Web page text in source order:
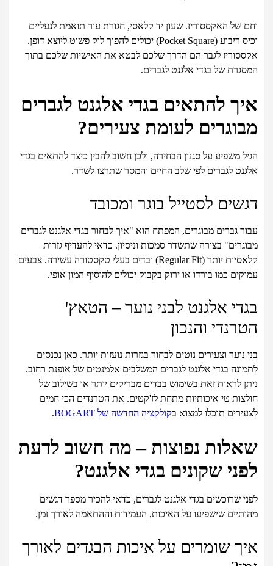
וחם של האקססוריז. שעון יד קלאסי, חגורת עור תואמת לנעליים
וכיס ריבוע (Pocket Square) יכולים להפוך לוק פשוט ליוצא דופן.
אקססוריז לגבר הם הדרך שלכם לבטא את האישיות שלכם בתוך
המסגרת של בגדי אלגנט לגברים.
איך להתאים בגדי אלגנט לגברים
מבוגרים לעומת צעירים?
הגיל משפיע על סגנון הבחירה, ולכן חשוב להבין כיצד להתאים בגדי
אלגנט לגברים לפי שלב החיים והמסר שתרצו לשדר.
דגשים לסטייל בוגר ומכובד
עבור גברים מבוגרים, המפתח הוא "איך לבחור בגדי אלגנט לגברים
מבוגרים" בצורה שתשדר סמכות וניסיון. כדאי להעדיף גזרות
קלאסיות יותר (Regular Fit) ובדים בעלי טקסטורה עשירה. צבעים
עמוקים כמו בורדו או ירוק בקבוק יכולים להוסיף המון אופי.
בגדי אלגנט לבני נוער – הטאץ'
הטרנדי והנכון
בני נוער וצעירים נוטים לבחור בגזרות נועזות יותר. כאן נכנסים
לתמונה בגדי אלגנט לגברים המשלבים אלמנטים של אופנת רחוב.
ניתן לראות זאת בשימוש בבדים מבריקים יותר או בשילוב של
חולצות טי איכותיות מתחת לז'קטים. את הטרנדים הכי חמים
לצעירים תוכלו למצוא בקולקציה החדשה של BOGART .
שאלות נפוצות – מה חשוב לדעת
לפני שקונים בגדי אלגנט?
לפני שרוכשים בגדי אלגנט לגברים, כדאי להכיר מספר דגשים
מהותיים שישפיעו על האיכות, העמידות וההתאמה לאורך זמן.
איך שומרים על איכות הבגדים לאורך